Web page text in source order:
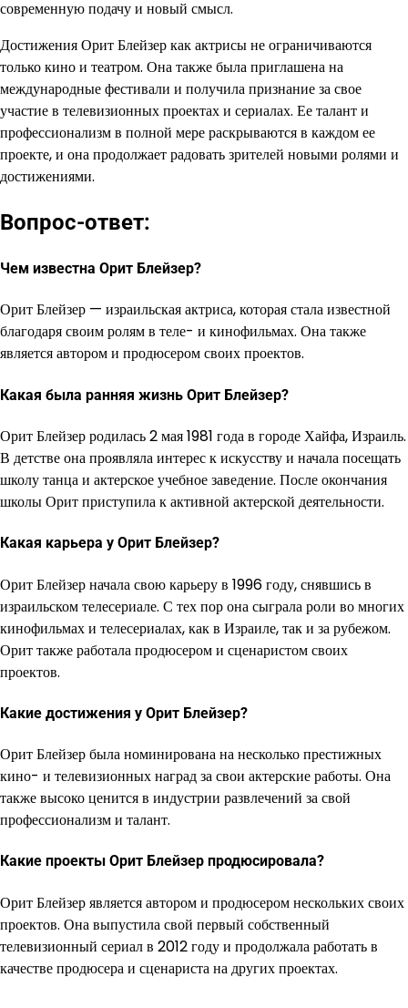
современную подачу и новый смысл.
Достижения Орит Блейзер как актрисы не ограничиваются
только кино и театром. Она также была приглашена на
международные фестивали и получила признание за свое
участие в телевизионных проектах и сериалах. Ее талант и
профессионализм в полной мере раскрываются в каждом ее
проекте, и она продолжает радовать зрителей новыми ролями и
достижениями.
Вопрос-ответ:
Чем известна Орит Блейзер?
Орит Блейзер — израильская актриса, которая стала известной
благодаря своим ролям в теле- и кинофильмах. Она также
является автором и продюсером своих проектов.
Какая была ранняя жизнь Орит Блейзер?
Орит Блейзер родилась 2 мая 1981 года в городе Хайфа, Израиль.
В детстве она проявляла интерес к искусству и начала посещать
школу танца и актерское учебное заведение. После окончания
школы Орит приступила к активной актерской деятельности.
Какая карьера у Орит Блейзер?
Орит Блейзер начала свою карьеру в 1996 году, снявшись в
израильском телесериале. С тех пор она сыграла роли во многих
кинофильмах и телесериалах, как в Израиле, так и за рубежом.
Орит также работала продюсером и сценаристом своих
проектов.
Какие достижения у Орит Блейзер?
Орит Блейзер была номинирована на несколько престижных
кино- и телевизионных наград за свои актерские работы. Она
также высоко ценится в индустрии развлечений за свой
профессионализм и талант.
Какие проекты Орит Блейзер продюсировала?
Орит Блейзер является автором и продюсером нескольких своих
проектов. Она выпустила свой первый собственный
телевизионный сериал в 2012 году и продолжала работать в
качестве продюсера и сценариста на других проектах.